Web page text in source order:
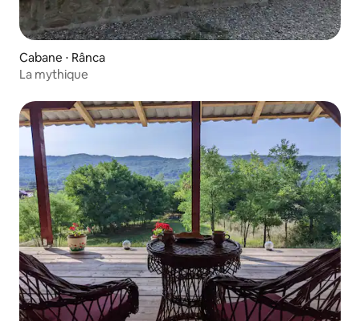
Cabane ⋅ Rânca
La mythique